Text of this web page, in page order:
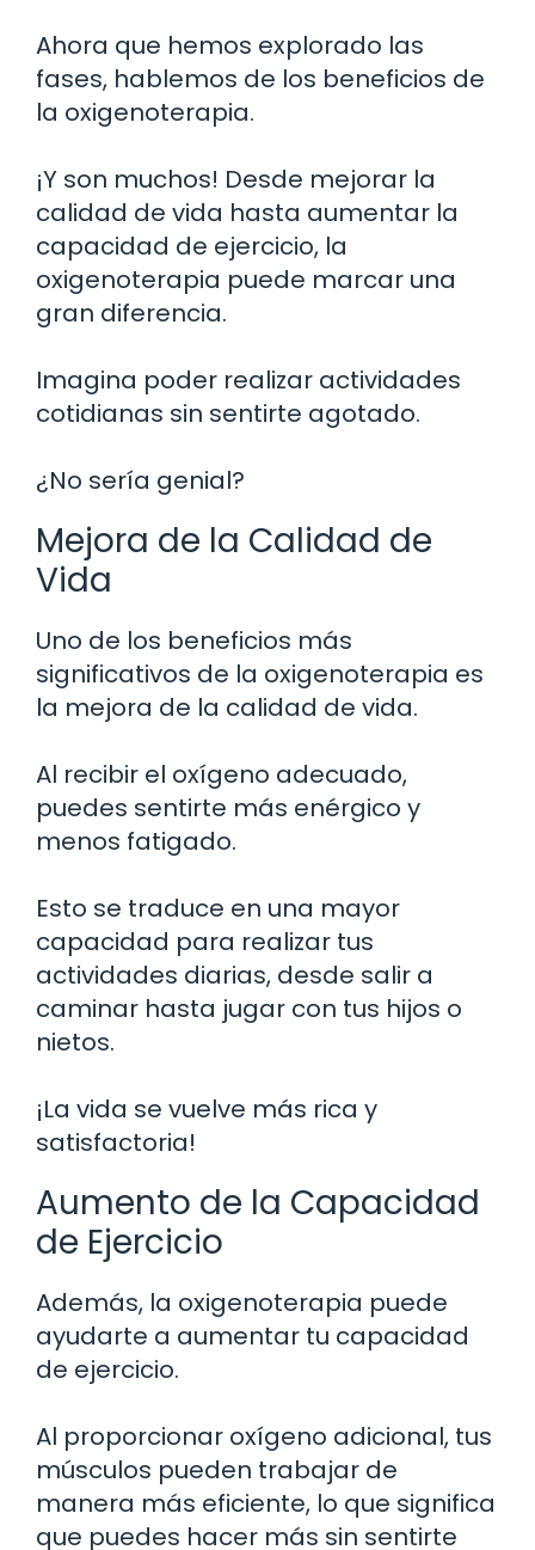
Ahora que hemos explorado las
fases, hablemos de los beneficios de
la oxigenoterapia.
¡Y son muchos! Desde mejorar la
calidad de vida hasta aumentar la
capacidad de ejercicio, la
oxigenoterapia puede marcar una
gran diferencia.
Imagina poder realizar actividades
cotidianas sin sentirte agotado.
¿No sería genial?
Mejora de la Calidad de
Vida
Uno de los beneficios más
significativos de la oxigenoterapia es
la mejora de la calidad de vida.
Al recibir el oxígeno adecuado,
puedes sentirte más enérgico y
menos fatigado.
Esto se traduce en una mayor
capacidad para realizar tus
actividades diarias, desde salir a
caminar hasta jugar con tus hijos o
nietos.
¡La vida se vuelve más rica y
satisfactoria!
Aumento de la Capacidad
de Ejercicio
Además, la oxigenoterapia puede
ayudarte a aumentar tu capacidad
de ejercicio.
Al proporcionar oxígeno adicional, tus
músculos pueden trabajar de
manera más eficiente, lo que significa
que puedes hacer más sin sentirte